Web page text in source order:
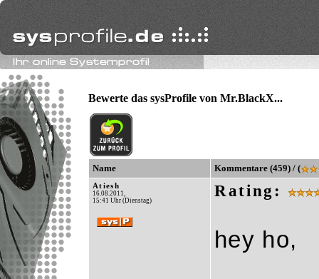
Bewerte das sysProfile von Mr.BlackX...
Name Kommentare (459) / (
Atiesh
16.08.2011,
15:41 Uhr (Dienstag)
Rating:
hey ho,